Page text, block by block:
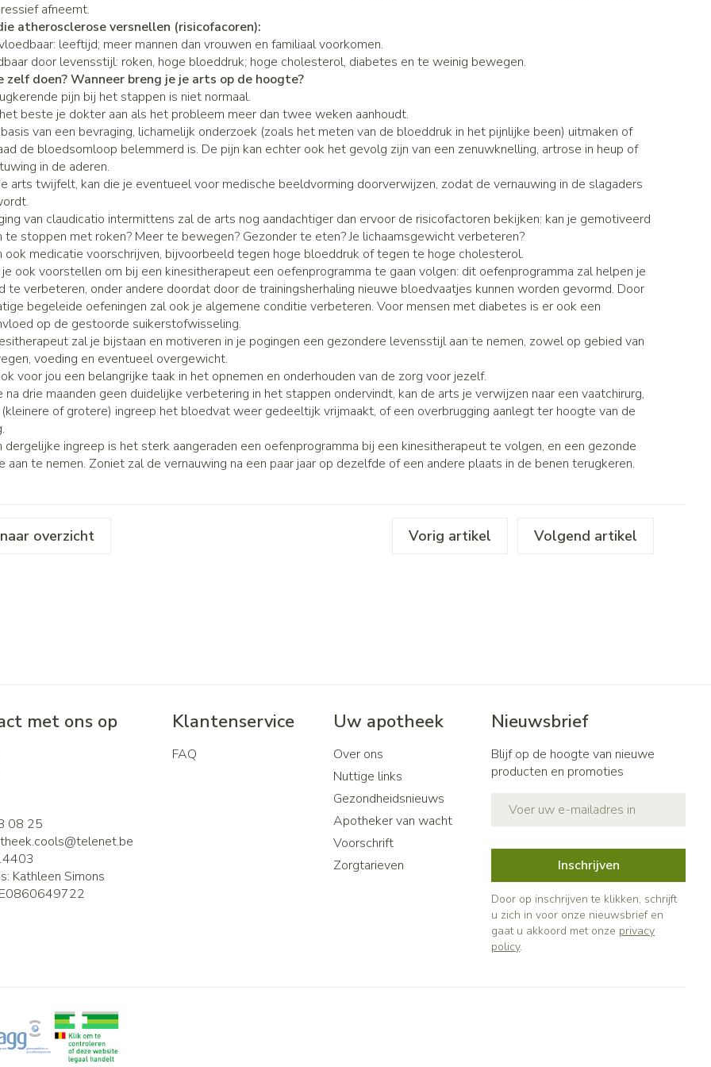
huid en
Oren
Oordopjes
Oorreiniging
Oordruppels
Voeten en benen
Blaren
Eelt
Eksteroog - likdoorn
Toon meer
Nagels
Nagellak
Nagelbijten
Insectenwerende middelen
Parfums en geurproducten
Lichaamsverzorging
Deodorant
Gezichtsverzorging
gebruiksvoorwerpen
Eyeliner - oogpotlood
Oogschaduw
gel
Micellair water
Specifiek voor de ogen
Toon meer
Gezichtsverzorging
Pigmentstoornissen
Gevoelige huid - geïrriteerde huid
Gemengde huid
Doffe huid
Zelfbruiner
Ogen
Neus
Keel
Botten, spieren en gewrichten
Toon meer
categorie
Podologie
Cold - Hot therapie - warm/koud
Verbanddozen
Medische hulpmiddelen
Toon meer
Diagnosetesten en
meetapparatuur
Alcoholtest
Bloeddrukmeter
Cholesteroltest
Hartslagmeter
Toon meer
Naalden voor insulinespuiten
Toon meer
Stoma
Stomazakjes
Stomaplaatje
Instrumenten
Badkamer
Bed
Toon meer
Accessoires voor sondes
Mondmaskers
Bandages en Orthopedie -
orthopedische verbanden
Buik
Elleboog
Toon meer
Spieren en gewrichten Spijsvertering Accessoires
en
inhalatie
Slapeloosheid, spanning en
stress
Stoppen met roken
Infecties
Immuniteit
Allergie
Anti tumor middelen
Jeuk
Acne
Ogen
Ooginfecties
Anti allergische en anti
inflammatoire middelen
Glaucoom
Toon meer
Oor
Neussprays en -druppels
Creme, gel en spray
Diverse geneesmiddelen
Diergeneesmiddelen
Haar
afneemt.
atherosclerose versnellen (risicofacoren):
leeftijd; meer mannen dan vrouwen en familiaal voorkomen.
door levensstijl: roken, hoge bloeddruk; hoge cholesterol, diabetes en te weinig bewegen.
zelf doen? Wanneer breng je je arts op de hoogte?
pijn bij het stappen is niet normaal.
beste je dokter aan als het probleem meer dan twee weken aanhoudt.
van een bevraging, lichamelijk onderzoek (zoals het meten van de bloeddruk in het pijnlijke been) uitmaken of
de bloedsomloop belemmerd is. De pijn kan echter ook het gevolg zijn van een zenuwknelling, artrose in heup of
in de aderen.
arts twijfelt, kan die je eventueel voor medische beeldvorming doorverwijzen, zodat de vernauwing in de slagaders
van claudicatio intermittens zal de arts nog aandachtiger dan ervoor de risicofactoren bekijken: kan je gemotiveerd
te stoppen met roken? Meer te bewegen? Gezonder te eten? Je lichaamsgewicht verbeteren?
ook medicatie voorschrijven, bijvoorbeeld tegen hoge bloeddruk of tegen te hoge cholesterol.
ook voorstellen om bij een kinesitherapeut een oefenprogramma te gaan volgen: dit oefenprogramma zal helpen je
te verbeteren, onder andere doordat door de trainingsherhaling nieuwe bloedvaatjes kunnen worden gevormd. Door
begeleide oefeningen zal ook je algemene conditie verbeteren. Voor mensen met diabetes is er ook een
op de gestoorde suikerstofwisseling.
zal je bijstaan en motiveren in je pogingen een gezondere levensstijl aan te nemen, zowel op gebied van
voeding en eventueel overgewicht.
voor jou een belangrijke taak in het opnemen en onderhouden van de zorg voor jezelf.
na drie maanden geen duidelijke verbetering in het stappen ondervindt, kan de arts je verwijzen naar een vaatchirurg,
(kleinere of grotere) ingreep het bloedvat weer gedeeltijk vrijmaakt, of een overbrugging aanlegt ter hoogte van de
dergelijke ingreep is het sterk aangeraden een oefenprogramma bij een kinesitherapeut te volgen, en een gezonde
aan te nemen. Zoniet zal de vernauwing na een paar jaar op dezelfde of een andere plaats in de benen terugkeren.
overzicht Vorig artikel Volgend artikel
met ons op
08 25
telenet.be
Kathleen Simons
Klantenservice
FAQ
Uw apotheek
Over ons
Nuttige links
Gezondheidsnieuws
Apotheker van wacht
Voorschrift
Zorgtarieven
Nieuwsbrief
Blijf op de hoogte van nieuwe
producten en promoties
Inschrijven
Door op inschrijven te klikken, schrijft
u zich in voor onze nieuwsbrief en
gaat u akkoord met onze privacy
policy.